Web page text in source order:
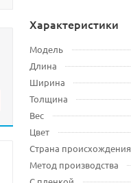
Характеристики
Модель
Длина
Ширина
Толщина
Вес
Цвет
Страна происхождения
Метод производства